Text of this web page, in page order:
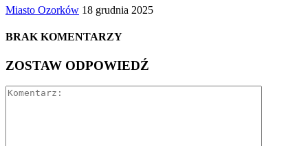
Miasto Ozorków 18 grudnia 2025
BRAK KOMENTARZY
ZOSTAW ODPOWIEDŹ